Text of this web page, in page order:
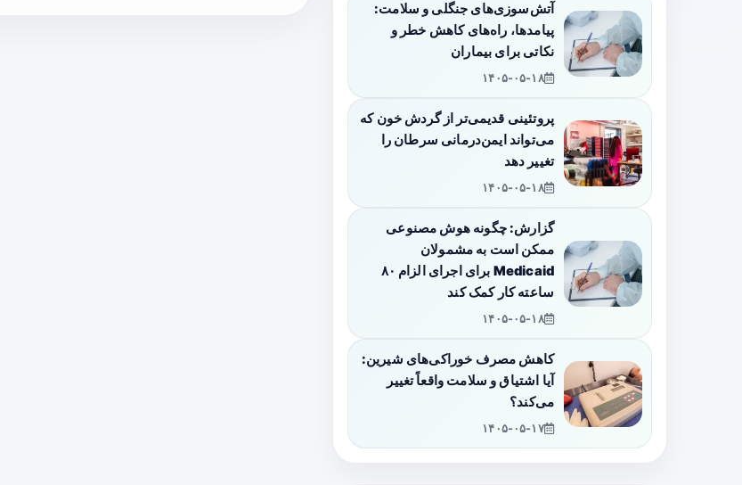
آتش‌سوزی‌های جنگلی و سلامت:
پیامدها، راه‌های کاهش خطر و
نکاتی برای بیماران
۱۴۰۵-۰۵-۱۸
پروتئینی قدیمی‌تر از گردش خون که
می‌تواند ایمن‌درمانی سرطان را
تغییر دهد
۱۴۰۵-۰۵-۱۸
گزارش: چگونه هوش مصنوعی
ممکن است به مشمولان
Medicaid برای اجرای الزام ۸۰
ساعته کار کمک کند
۱۴۰۵-۰۵-۱۸
کاهش مصرف خوراکی‌های شیرین:
آیا اشتیاق و سلامت واقعاً تغییر
می‌کند؟
۱۴۰۵-۰۵-۱۷